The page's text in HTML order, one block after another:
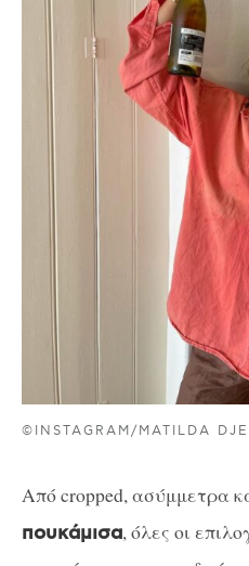
©INSTAGRAM/MATILDA
Από cropped, ασύμμετρα
πουκάμισα, όλες οι